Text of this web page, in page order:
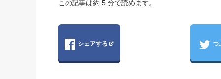
この記事は約 5 分で読めます。
シェアする つ